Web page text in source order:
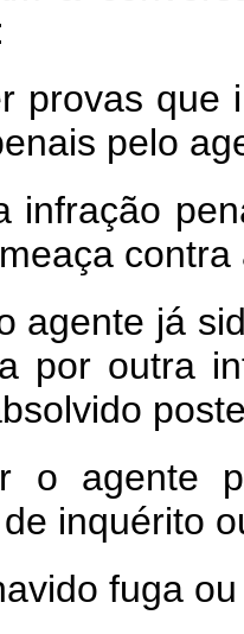
provas que
pelo
infração
contra
agente já
por outra
o agente
inquérito
fuga